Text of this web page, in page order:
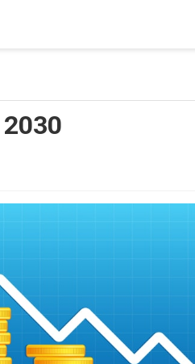
Server. The server was
error: 40 - Could not